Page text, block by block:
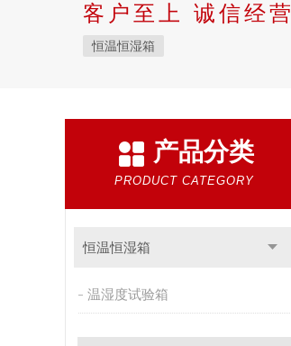
客户至上 诚信经营
恒温恒湿箱
产品分类
PRODUCT CATEGORY
恒温恒湿箱
温湿度试验箱